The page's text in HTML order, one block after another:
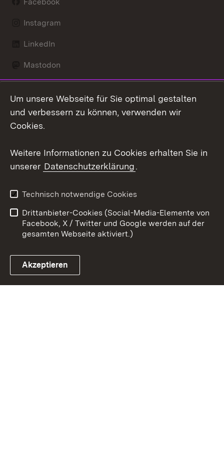
Instagram
LinkedIn
Mastodon
X / Twitter
Youtube
Link zum Landesportal
Kontakt
Datenschutz
Barrierefreiheit
Impressum Cookies
Um unsere Webseite für Sie optimal gestalten
und verbessern zu können, verwenden wir
Cookies.
Weitere Informationen zu Cookies erhalten Sie in
unserer Datenschutzerklärung.
Technisch notwendige Cookies
Drittanbieter-Cookies (Social-Media-Elemente von
Facebook, X / Twitter und Google werden auf der
gesamten Webseite aktiviert.)
Akzeptieren